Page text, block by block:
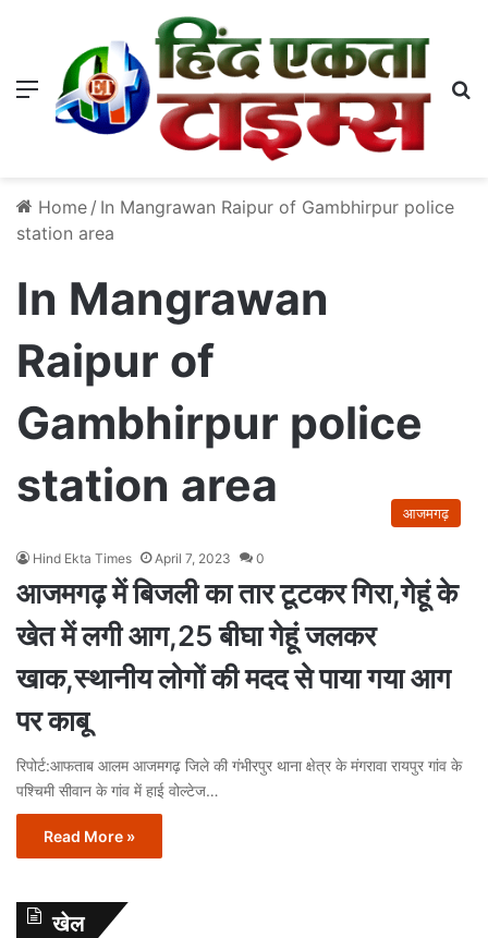
Menu
Home / In Mangrawan Raipur of Gambhirpur police
station area
In Mangrawan
Raipur of
Gambhirpur police
station area
आजमगढ़
Hind Ekta Times April 7, 2023 0
आजमगढ़ में बिजली का तार टूटकर गिरा,गेहूं के
खेत में लगी आग,25 बीघा गेहूं जलकर
खाक,स्थानीय लोगों की मदद से पाया गया आग
पर काबू
रिपोर्ट:आफताब आलम आजमगढ़ जिले की गंभीरपुर थाना क्षेत्र के मंगरावा रायपुर गांव के
पश्चिमी सीवान के गांव में हाई वोल्टेज…
Read More »
खेल